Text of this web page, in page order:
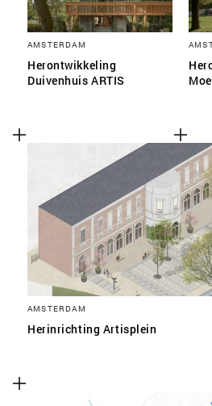
AMSTERDAM
Herontwikkeling
Duivenhuis ARTIS
AMSTERDAM
Herinrichting Artisplein